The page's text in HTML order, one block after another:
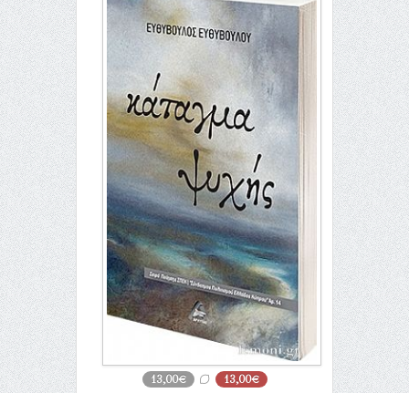
13,00€ 13,00€